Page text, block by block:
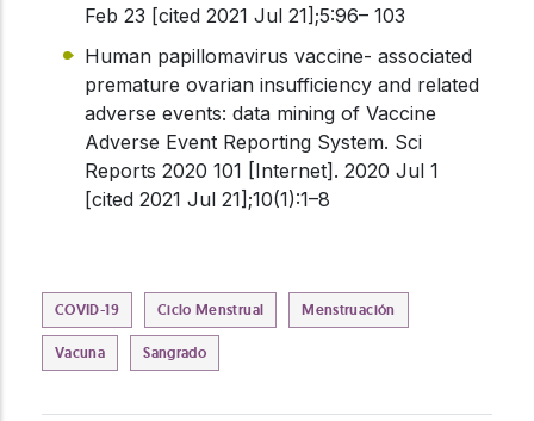
Feb 23 [cited 2021 Jul 21];5:96– 103
Human papillomavirus vaccine- associated
premature ovarian insufficiency and related
adverse events: data mining of Vaccine
Adverse Event Reporting System. Sci
Reports 2020 101 [Internet]. 2020 Jul 1
[cited 2021 Jul 21];10(1):1–8
COVID-19 Ciclo Menstrual Menstruación
Vacuna Sangrado